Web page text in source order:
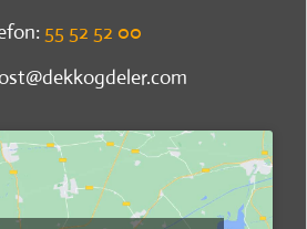
55 52 52 00